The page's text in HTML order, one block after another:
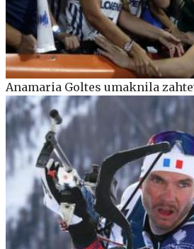
Anamaria Goltes umaknila